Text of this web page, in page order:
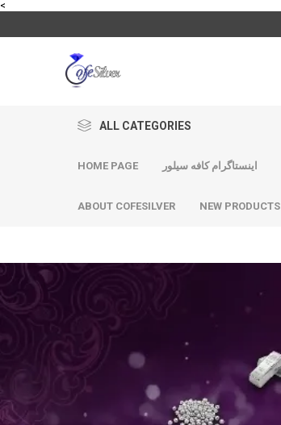
<
ALL CATEGORIES
HOME PAGE اینستاگرام کافه سیلور
ABOUT COFESILVER NEW PRODUCTS